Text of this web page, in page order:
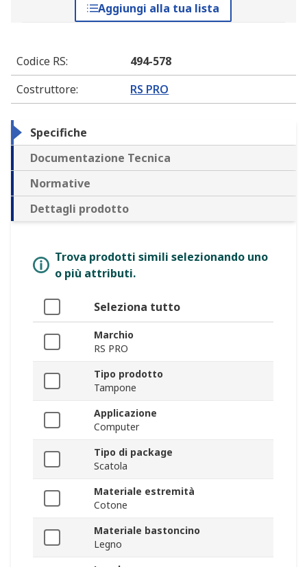
Aggiungi alla tua lista
Codice RS:
494-578
Costruttore: RS PRO
Specifiche
Documentazione Tecnica
Normative
Dettagli prodotto
Trova prodotti simili selezionando uno
o più attributi.
Seleziona tutto
Marchio
RS PRO
Tipo prodotto
Tampone
Applicazione
Computer
Tipo di package
Scatola
Materiale estremità
Cotone
Materiale bastoncino
Legno